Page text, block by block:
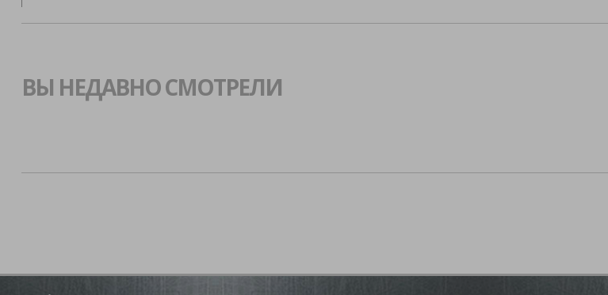
ВЫ НЕДАВНО СМОТРЕЛИ